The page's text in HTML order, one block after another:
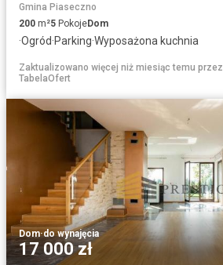
Gmina Piaseczno
200 m²5 PokojeDom
·Ogród·Parking·Wyposażona kuchnia
Zaktualizowano więcej niż miesiąc temu przez
TabelaOfert
Dom·do wynajęcia
17 000 zł